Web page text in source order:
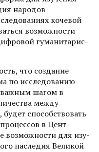
народов
кочевой
возможности
гуманитарис­
что создание
по исследованию
важным шагом в
между
способствовать
в Цент­
возможности для изу­
наследия Великой